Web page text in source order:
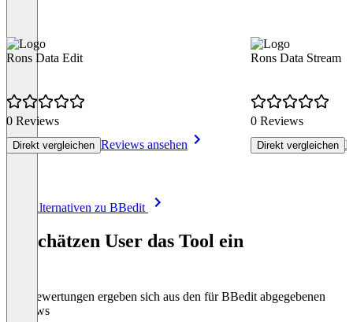
Rons Data Edit
0 Reviews
Direkt vergleichen Reviews ansehen
Rons Data Stream
0 Reviews
Direkt vergleichen
Alle Alternativen zu BBedit
So schätzen User das Tool ein
Die Bewertungen ergeben sich aus den für BBedit abgegebenen
Reviews